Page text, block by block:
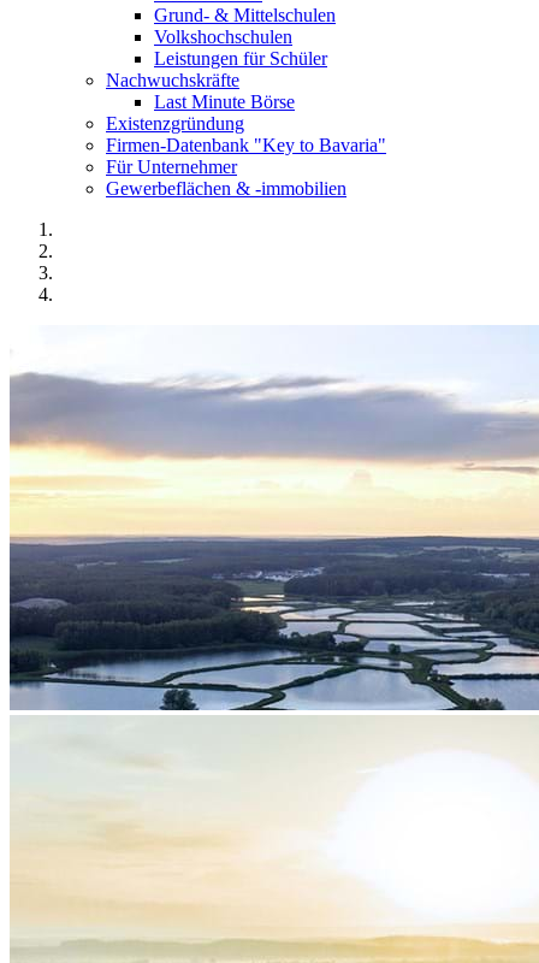
Grund- & Mittelschulen
Volkshochschulen
Leistungen für Schüler
Nachwuchskräfte
Last Minute Börse
Existenzgründung
Firmen-Datenbank "Key to Bavaria"
Für Unternehmer
Gewerbeflächen & -immobilien